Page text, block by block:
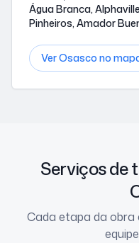
Água Branca,
Pinheiros, Amador
VerOsasco no
Serviços de
Cada etapa da